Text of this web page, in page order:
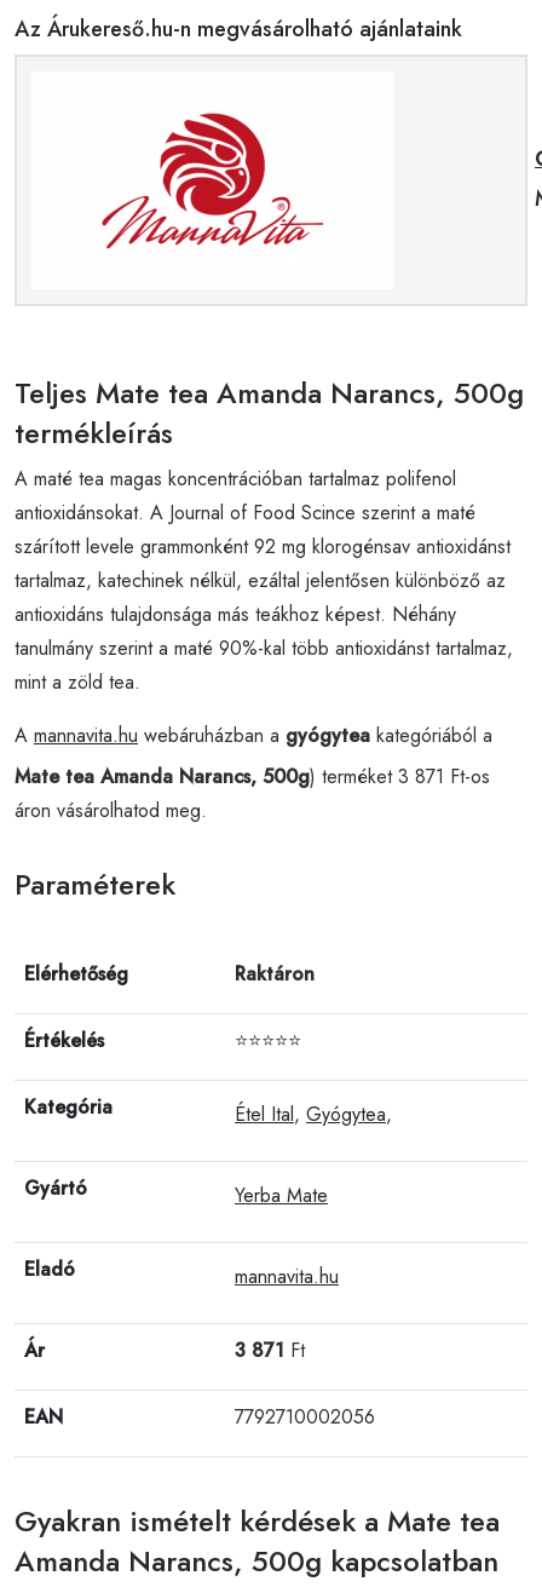
Az Árukereső.hu-n megvásárolható ajánlataink
Teljes Mate tea Amanda Narancs, 500g
termékleírás
A maté tea magas koncentrációban tartalmaz polifenol
antioxidánsokat. A Journal of Food Scince szerint a maté
szárított levele grammonként 92 mg klorogénsav antioxidánst
tartalmaz, katechinek nélkül, ezáltal jelentősen különböző az
antioxidáns tulajdonsága más teákhoz képest. Néhány
tanulmány szerint a maté 90%-kal több antioxidánst tartalmaz,
mint a zöld tea.
A mannavita.hu webáruházban a gyógytea kategóriából a
Mate tea Amanda Narancs, 500g) terméket 3 871 Ft-os
áron vásárolhatod meg.
Paraméterek
Elérhetőség Raktáron
Értékelés ⭐⭐⭐⭐⭐
Kategória Étel Ital, Gyógytea,
Gyártó Yerba Mate
Eladó mannavita.hu
Ár 3 871 Ft
EAN 7792710002056
Gyakran ismételt kérdések a Mate tea
Amanda Narancs, 500g kapcsolatban